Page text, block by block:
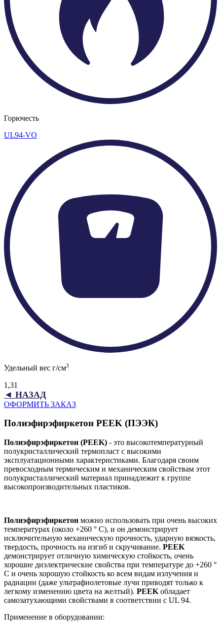
Горючесть
UL94-VO
Удельный вес г/см3
1,31
◄ НАЗАД
ОФОРМИТЬ ЗАКАЗ
Полиэфирэфиркетон PEEK (ПЭЭК)
Полиэфирэфиркетон (PEEK) - это высокотемпературный
полукристаллический термопласт с высокими
эксплуатационными характеристиками. Благодаря своим
превосходным термическим и механическим свойствам этот
полукристаллический материал принадлежит к группе
высокопроизводительных пластиков.
Полиэфирэфиркетон можно использовать при очень высоких
температурах (около +260 ° C), и он демонстрирует
исключительную механическую прочность, ударную вязкость,
твердость, прочность на изгиб и скручивание. PEEK
демонстрирует отличную химическую стойкость, очень
хорошие диэлектрические свойства при температуре до +260 °
C и очень хорошую стойкость ко всем видам излучения и
радиации (даже ультрафиолетовые лучи приводят только к
легкому изменению цвета на желтый). PEEK обладает
самозатухающими свойствами в соответствии с UL 94.
Применение в оборудовании: